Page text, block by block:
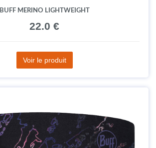
BUFF MERINO LIGHTWEIGHT
22.0 €
Voir le produit